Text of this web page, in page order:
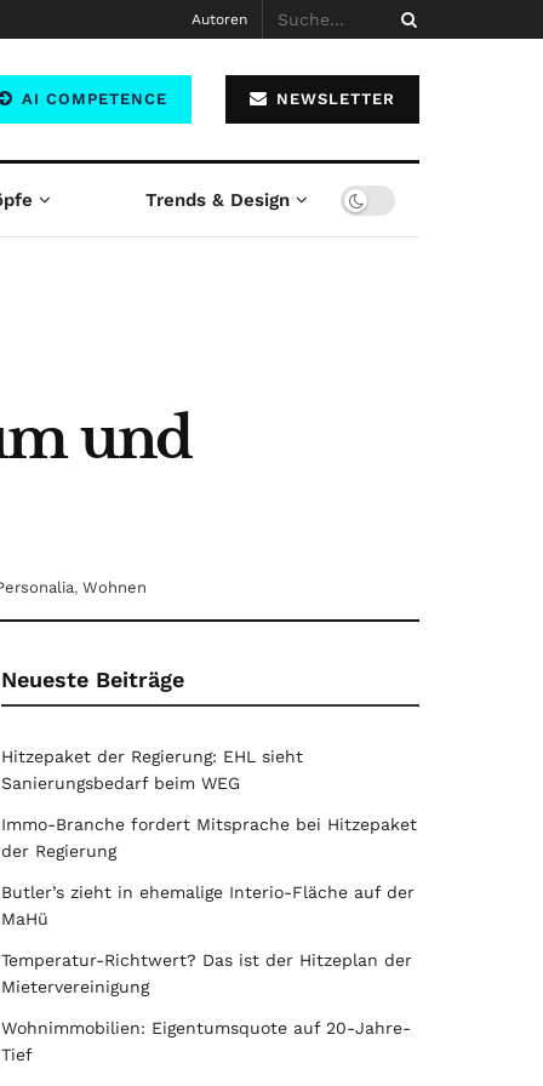
Autoren
AI COMPETENCE NEWSLETTER
Trends & Design
und
, Wohnen
Neueste Beiträge
Hitzepaket der Regierung: EHL sieht
Sanierungsbedarf beim WEG
Immo-Branche fordert Mitsprache bei Hitzepaket
der Regierung
Butler’s zieht in ehemalige Interio-Fläche auf der
MaHü
Temperatur-Richtwert? Das ist der Hitzeplan der
Mietervereinigung
Wohnimmobilien: Eigentumsquote auf 20-Jahre-
Tief